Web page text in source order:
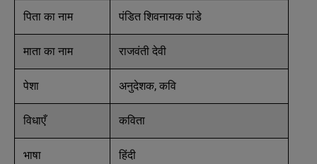
पिता का नाम पंडित शिवनायक पांडे
माता का नाम राजवंती देवी
पेशा अनुदेशक, कवि
विधाएँ कविता
भाषा हिंदी